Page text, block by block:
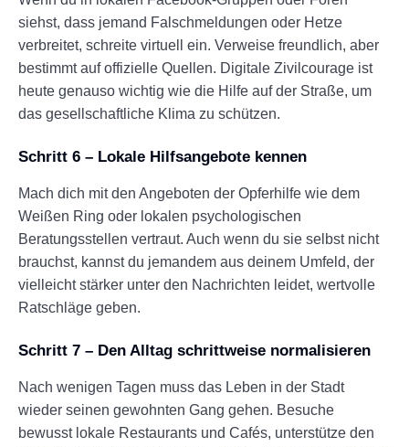
siehst, dass jemand Falschmeldungen oder Hetze
verbreitet, schreite virtuell ein. Verweise freundlich, aber
bestimmt auf offizielle Quellen. Digitale Zivilcourage ist
heute genauso wichtig wie die Hilfe auf der Straße, um
das gesellschaftliche Klima zu schützen.
Schritt 6 – Lokale Hilfsangebote kennen
Mach dich mit den Angeboten der Opferhilfe wie dem
Weißen Ring oder lokalen psychologischen
Beratungsstellen vertraut. Auch wenn du sie selbst nicht
brauchst, kannst du jemandem aus deinem Umfeld, der
vielleicht stärker unter den Nachrichten leidet, wertvolle
Ratschläge geben.
Schritt 7 – Den Alltag schrittweise normalisieren
Nach wenigen Tagen muss das Leben in der Stadt
wieder seinen gewohnten Gang gehen. Besuche
bewusst lokale Restaurants und Cafés, unterstütze den